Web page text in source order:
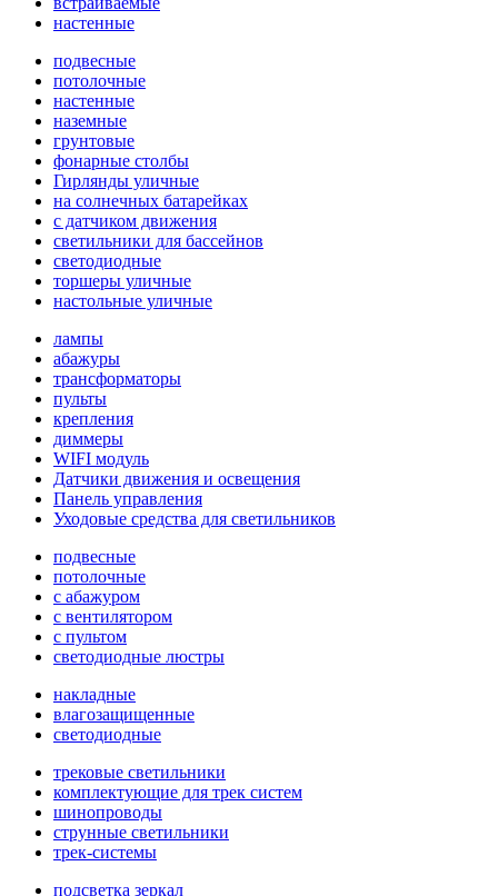
настенные
подвесные
потолочные
настенные
наземные
грунтовые
фонарные столбы
Гирлянды уличные
на солнечных батарейках
с датчиком движения
светильники для бассейнов
светодиодные
торшеры уличные
настольные уличные
лампы
абажуры
трансформаторы
пульты
крепления
диммеры
WIFI модуль
Датчики движения и освещения
Панель управления
Уходовые средства для светильников
подвесные
потолочные
с абажуром
с вентилятором
с пультом
светодиодные люстры
накладные
влагозащищенные
светодиодные
трековые светильники
комплектующие для трек систем
шинопроводы
струнные светильники
трек-системы
подсветка зеркал